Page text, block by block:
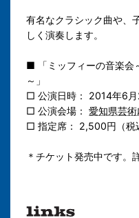
有名なクラシック曲や、
しく演奏します。
■ 「ミッフィーの音楽会
～」
□ 公演日時： 2014年6
□ 公演会場： 愛知県芸
□ 指定席： 2,500円（税
＊チケット発売中です。